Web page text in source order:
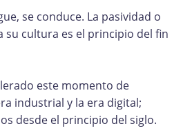
se conduce. La pasividad o
su cultura es el principio del fin
este momento de
industrial y la era digital;
desde el principio del siglo.